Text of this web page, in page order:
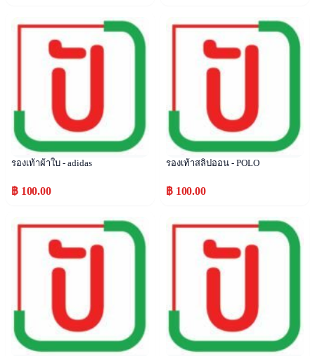
Popular
รองเท้าผ้าใบ - adidas
฿ 100.00
Popular
รองเท้าสลิปออน - POLO
฿ 100.00
Popular Popular